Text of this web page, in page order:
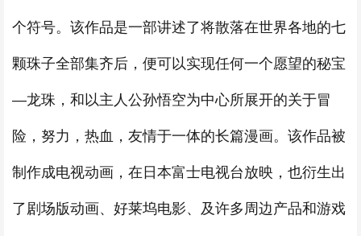
个符号。该作品是一部讲述了将散落在世界各地的七
颗珠子全部集齐后，便可以实现任何一个愿望的秘宝
—龙珠，和以主人公孙悟空为中心所展开的关于冒
险，努力，热血，友情于一体的长篇漫画。该作品被
制作成电视动画，在日本富士电视台放映，也衍生出
了剧场版动画、好莱坞电影、及许多周边产品和游戏